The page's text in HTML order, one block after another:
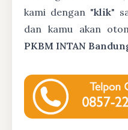
kami dengan "klik"
dan kamu akan
PKBM INTAN